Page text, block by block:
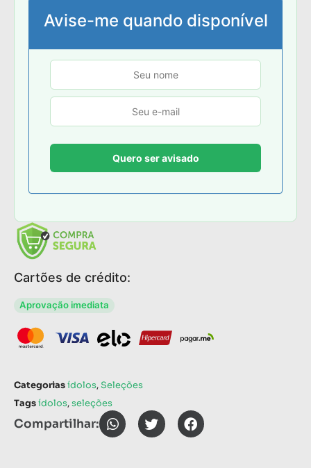
Avise-me quando disponível
Cartões de crédito:
Aprovação imediata
Categoriasídolos,Seleções
Tagsídolos,seleções
Compartilhar: